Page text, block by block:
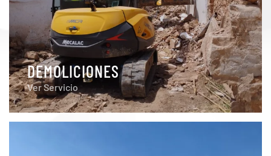
DEMOLICIONES
Ver Servicio